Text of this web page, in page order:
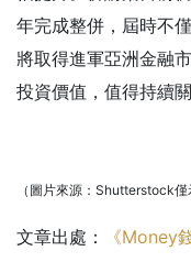
年完成整併，屆時不
將取得進軍亞洲金融
投資價值，值得持續關
（圖片來源：Shutterstock
文章出處： 《Money